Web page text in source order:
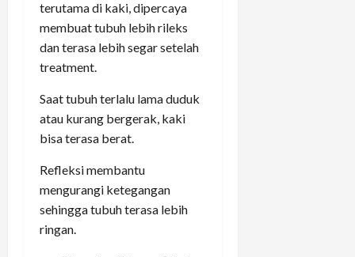
terutama di kaki, dipercaya
membuat tubuh lebih rileks
dan terasa lebih segar setelah
treatment.
Saat tubuh terlalu lama duduk
atau kurang bergerak, kaki
bisa terasa berat.
Refleksi membantu
mengurangi ketegangan
sehingga tubuh terasa lebih
ringan.